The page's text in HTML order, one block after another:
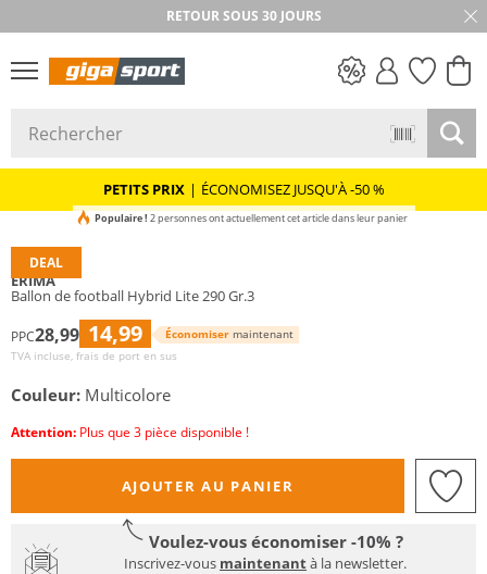
RETOUR SOUS 30 JOURS
PETITS PRIX | ÉCONOMISEZ JUSQU'À -50 %
DEAL
Populaire ! 2 personnes ont actuellement cet article dans leur panier
ERIMA
Ballon de football Hybrid Lite 290 Gr.3
PPC28,99 14,99 Économiser maintenant
TVA incluse, frais de port en sus
Couleur: Multicolore
Attention: Plus que 3 pièce disponible !
AJOUTER AU PANIER
Voulez-vous économiser -10% ?
Inscrivez-vous maintenantà la newsletter.